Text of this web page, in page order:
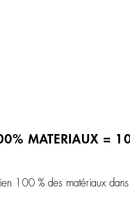
MATERIAUX =
100 % des matériaux